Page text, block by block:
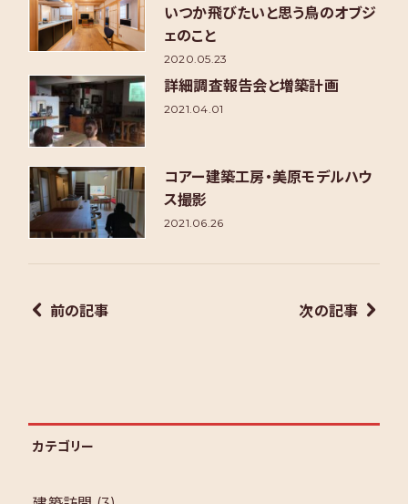
いつか飛びたいと思う鳥のオブジ
ェのこと
2020.05.23
詳細調査報告会と増築計画
2021.04.01
コアー建築工房・美原モデルハウ
ス撮影
2021.06.26
前の記事 次の記事
カテゴリー